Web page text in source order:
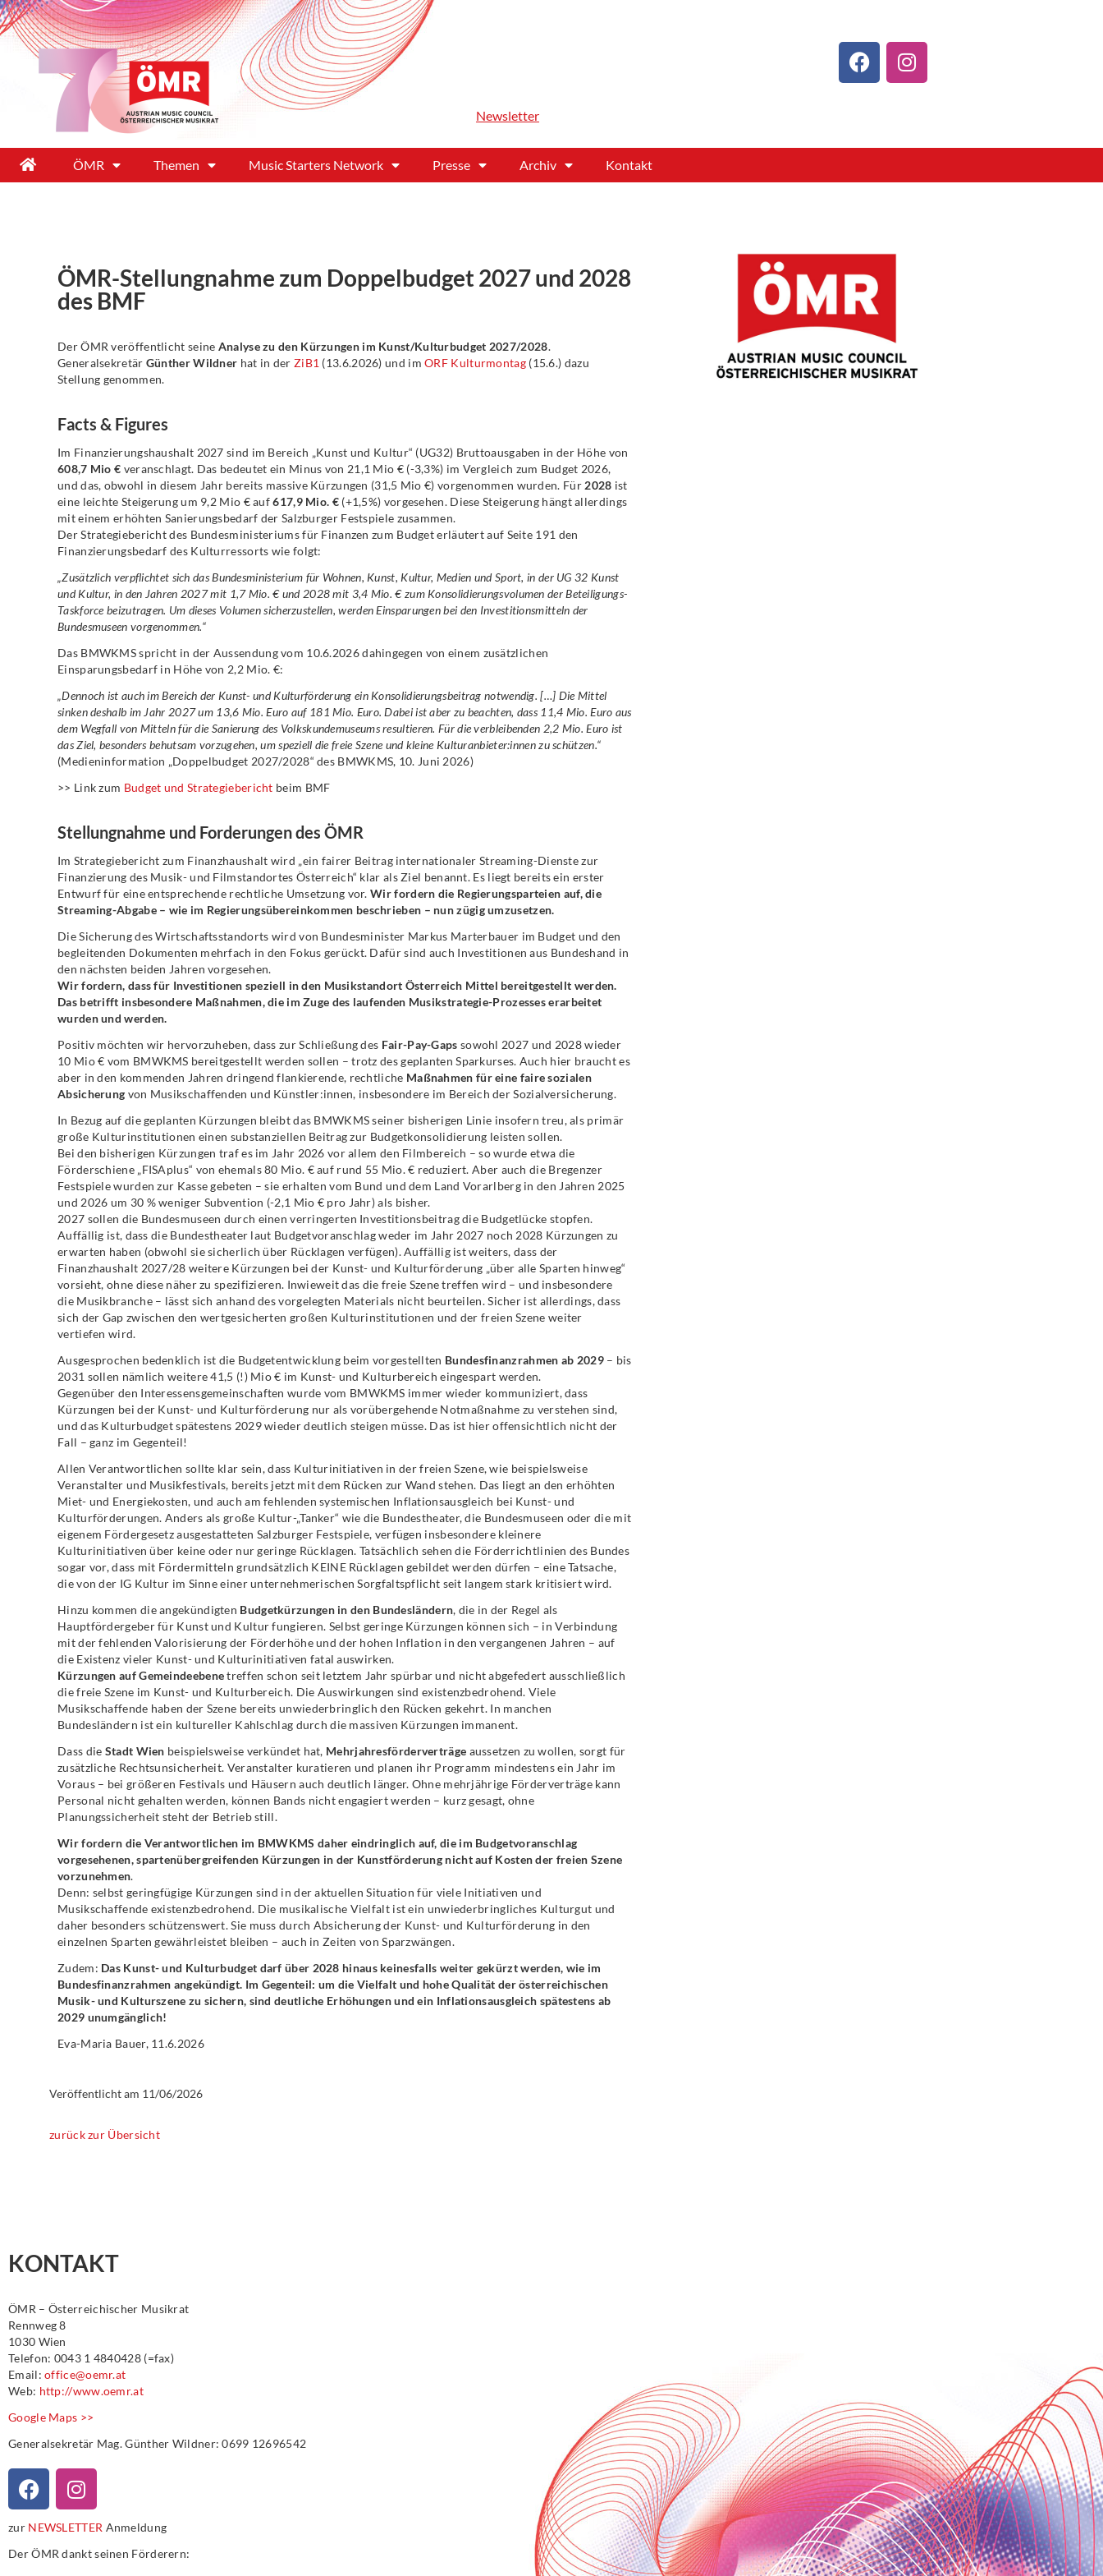
Newsletter
ÖMR Themen Music Starters Network Presse Archiv Kontakt
ÖMR-Stellungnahme zum Doppelbudget 2027 und 2028
des BMF
Der ÖMR veröffentlicht seine Analyse zu den Kürzungen im Kunst/Kulturbudget 2027/2028.
Generalsekretär Günther Wildner hat in der ZiB1 (13.6.2026) und imORF Kulturmontag(15.6.) dazu
Stellung genommen.
Facts & Figures
Im Finanzierungshaushalt 2027 sind im Bereich „Kunst und Kultur“ (UG32) Bruttoausgaben in der Höhe von
608,7 Mio € veranschlagt. Das bedeutet ein Minus von 21,1 Mio € (-3,3%) im Vergleich zum Budget 2026,
und das, obwohl in diesem Jahr bereits massive Kürzungen (31,5 Mio €) vorgenommen wurden. Für 2028 ist
eine leichte Steigerung um 9,2 Mio € auf617,9 Mio. €(+1,5%) vorgesehen. Diese Steigerung hängt allerdings
mit einem erhöhten Sanierungsbedarf der Salzburger Festspiele zusammen.
Der Strategiebericht des Bundesministeriums für Finanzen zum Budget erläutert auf Seite 191 den
Finanzierungsbedarf des Kulturressorts wie folgt:
„Zusätzlich verpflichtet sich das Bundesministerium für Wohnen, Kunst, Kultur, Medien und Sport, in der UG 32 Kunst
und Kultur, in den Jahren 2027 mit 1,7 Mio. € und 2028 mit 3,4 Mio. € zum Konsolidierungsvolumen der Beteiligungs-
Taskforce beizutragen. Um dieses Volumen sicherzustellen, werden Einsparungen bei den Investitionsmitteln der
Bundesmuseen vorgenommen.“
Das BMWKMS spricht in der Aussendung vom 10.6.2026 dahingegen von einem zusätzlichen
Einsparungsbedarf in Höhe von 2,2 Mio. €:
„Dennoch ist auch im Bereich der Kunst- und Kulturförderung ein Konsolidierungsbeitrag notwendig. […] Die Mittel
sinken deshalb im Jahr 2027 um 13,6 Mio. Euro auf 181 Mio. Euro. Dabei ist aber zu beachten, dass 11,4 Mio. Euro aus
dem Wegfall von Mitteln für die Sanierung des Volkskundemuseums resultieren. Für die verbleibenden 2,2 Mio. Euro ist
das Ziel, besonders behutsam vorzugehen, um speziell die freie Szene und kleine Kulturanbieter:innen zu schützen.“
(Medieninformation „Doppelbudget 2027/2028“ des BMWKMS, 10. Juni 2026)
>> Link zum Budget und Strategiebericht beim BMF
Stellungnahme und Forderungen des ÖMR
Im Strategiebericht zum Finanzhaushalt wird „ein fairer Beitrag internationaler Streaming-Dienste zur
Finanzierung des Musik- und Filmstandortes Österreich“ klar als Ziel benannt. Es liegt bereits ein erster
Entwurf für eine entsprechende rechtliche Umsetzung vor.Wir fordern die Regierungsparteien auf, die
Streaming-Abgabe – wie im Regierungsübereinkommen beschrieben – nun zügig umzusetzen.
Die Sicherung des Wirtschaftsstandorts wird von Bundesminister Markus Marterbauer im Budget und den
begleitenden Dokumenten mehrfach in den Fokus gerückt. Dafür sind auch Investitionen aus Bundeshand in
den nächsten beiden Jahren vorgesehen.
Wir fordern, dass für Investitionen speziell in den Musikstandort Österreich Mittel bereitgestellt werden.
Das betrifft insbesondere Maßnahmen, die im Zuge des laufenden Musikstrategie-Prozesses erarbeitet
wurden und werden.
Positiv möchten wir hervorzuheben, dass zur Schließung des Fair-Pay-Gaps sowohl 2027 und 2028 wieder
10 Mio € vom BMWKMS bereitgestellt werden sollen – trotz des geplanten Sparkurses. Auch hier braucht es
aber in den kommenden Jahren dringend flankierende, rechtliche Maßnahmen für eine faire sozialen
Absicherung von Musikschaffenden und Künstler:innen, insbesondere im Bereich der Sozialversicherung.
In Bezug auf die geplanten Kürzungen bleibt das BMWKMS seiner bisherigen Linie insofern treu, als primär
große Kulturinstitutionen einen substanziellen Beitrag zur Budgetkonsolidierung leisten sollen.
Bei den bisherigen Kürzungen traf es im Jahr 2026 vor allem den Filmbereich – so wurde etwa die
Förderschiene „FISAplus“ von ehemals 80 Mio. € auf rund 55 Mio. € reduziert. Aber auch die Bregenzer
Festspiele wurden zur Kasse gebeten – sie erhalten vom Bund und dem Land Vorarlberg in den Jahren 2025
und 2026 um 30 % weniger Subvention (-2,1 Mio € pro Jahr) als bisher.
2027 sollen die Bundesmuseen durch einen verringerten Investitionsbeitrag die Budgetlücke stopfen.
Auffällig ist, dass die Bundestheater laut Budgetvoranschlag weder im Jahr 2027 noch 2028 Kürzungen zu
erwarten haben (obwohl sie sicherlich über Rücklagen verfügen). Auffällig ist weiters, dass der
Finanzhaushalt 2027/28 weitere Kürzungen bei der Kunst- und Kulturförderung „über alle Sparten hinweg“
vorsieht, ohne diese näher zu spezifizieren. Inwieweit das die freie Szene treffen wird – und insbesondere
die Musikbranche – lässt sich anhand des vorgelegten Materials nicht beurteilen. Sicher ist allerdings, dass
sich der Gap zwischen den wertgesicherten großen Kulturinstitutionen und der freien Szene weiter
vertiefen wird.
Ausgesprochen bedenklich ist die Budgetentwicklung beim vorgestellten Bundesfinanzrahmen ab 2029– bis
2031 sollen nämlich weitere 41,5 (!) Mio € im Kunst- und Kulturbereich eingespart werden.
Gegenüber den Interessensgemeinschaften wurde vom BMWKMS immer wieder kommuniziert, dass
Kürzungen bei der Kunst- und Kulturförderung nur als vorübergehende Notmaßnahme zu verstehen sind,
und das Kulturbudget spätestens 2029 wieder deutlich steigen müsse. Das ist hier offensichtlich nicht der
Fall – ganz im Gegenteil!
Allen Verantwortlichen sollte klar sein, dass Kulturinitiativen in der freien Szene, wie beispielsweise
Veranstalter und Musikfestivals, bereits jetzt mit dem Rücken zur Wand stehen. Das liegt an den erhöhten
Miet- und Energiekosten, und auch am fehlenden systemischen Inflationsausgleich bei Kunst- und
Kulturförderungen. Anders als große Kultur-„Tanker“ wie die Bundestheater, die Bundesmuseen oder die mit
eigenem Fördergesetz ausgestatteten Salzburger Festspiele, verfügen insbesondere kleinere
Kulturinitiativen über keine oder nur geringe Rücklagen. Tatsächlich sehen die Förderrichtlinien des Bundes
sogar vor, dass mit Fördermitteln grundsätzlich KEINE Rücklagen gebildet werden dürfen – eine Tatsache,
die von der IG Kultur im Sinne einer unternehmerischen Sorgfaltspflicht seit langem stark kritisiert wird.
Hinzu kommen die angekündigten Budgetkürzungen in den Bundesländern, die in der Regel als
Hauptfördergeber für Kunst und Kultur fungieren. Selbst geringe Kürzungen können sich – in Verbindung
mit der fehlenden Valorisierung der Förderhöhe und der hohen Inflation in den vergangenen Jahren – auf
die Existenz vieler Kunst- und Kulturinitiativen fatal auswirken.
Kürzungen auf Gemeindeebenetreffen schon seit letztem Jahr spürbar und nicht abgefedert ausschließlich
die freie Szene im Kunst- und Kulturbereich. Die Auswirkungen sind existenzbedrohend. Viele
Musikschaffende haben der Szene bereits unwiederbringlich den Rücken gekehrt. In manchen
Bundesländern ist ein kultureller Kahlschlag durch die massiven Kürzungen immanent.
Dass die Stadt Wien beispielsweise verkündet hat, Mehrjahresförderverträge aussetzen zu wollen, sorgt für
zusätzliche Rechtsunsicherheit. Veranstalter kuratieren und planen ihr Programm mindestens ein Jahr im
Voraus – bei größeren Festivals und Häusern auch deutlich länger. Ohne mehrjährige Förderverträge kann
Personal nicht gehalten werden, können Bands nicht engagiert werden – kurz gesagt, ohne
Planungssicherheit steht der Betrieb still.
Wir fordern die Verantwortlichen im BMWKMS daher eindringlich auf, die im Budgetvoranschlag
vorgesehenen, spartenübergreifenden Kürzungen in der Kunstförderung nicht auf Kosten der freien Szene
vorzunehmen.
Denn: selbst geringfügige Kürzungen sind in der aktuellen Situation für viele Initiativen und
Musikschaffende existenzbedrohend. Die musikalische Vielfalt ist ein unwiederbringliches Kulturgut und
daher besonders schützenswert. Sie muss durch Absicherung der Kunst- und Kulturförderung in den
einzelnen Sparten gewährleistet bleiben – auch in Zeiten von Sparzwängen.
Zudem: Das Kunst- und Kulturbudget darf über 2028 hinaus keinesfalls weiter gekürzt werden, wie im
Bundesfinanzrahmen angekündigt. Im Gegenteil: um die Vielfalt und hohe Qualität der österreichischen
Musik- und Kulturszene zu sichern, sind deutliche Erhöhungen und ein Inflationsausgleich spätestens ab
2029 unumgänglich!
Eva-Maria Bauer, 11.6.2026
Veröffentlicht am 11/06/2026
zurück zur Übersicht
KONTAKT
ÖMR – Österreichischer Musikrat
Rennweg 8
1030 Wien
Telefon: 0043 1 4840428 (=fax)
Email:office@oemr.at
Web: http://www.oemr.at
Google Maps >>
Generalsekretär Mag. Günther Wildner: 0699 12696542
zur NEWSLETTER Anmeldung
Der ÖMR dankt seinen Förderern: